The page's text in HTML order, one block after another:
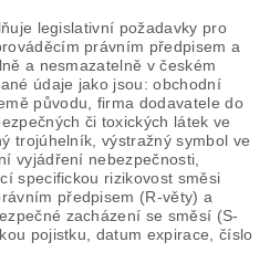
legislativní požadavky pro
právním předpisem a
a nesmazatelně v českém
údaje jako jsou: obchodní
původu, firma dodavatele do
či toxických látek ve
trojúhelník, výstražný symbol ve
vyjádření nebezpečnosti,
specifickou rizikovost směsi
předpisem (R-věty) a
zacházení se směsí (S-
pojistku, datum expirace, číslo